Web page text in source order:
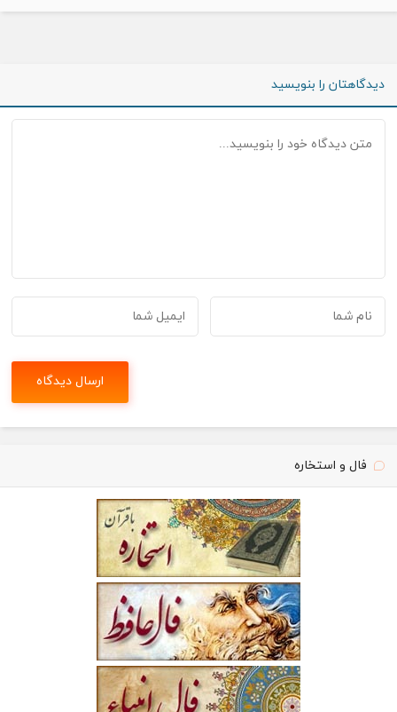
دیدگاهتان را بنویسید
فال و استخاره